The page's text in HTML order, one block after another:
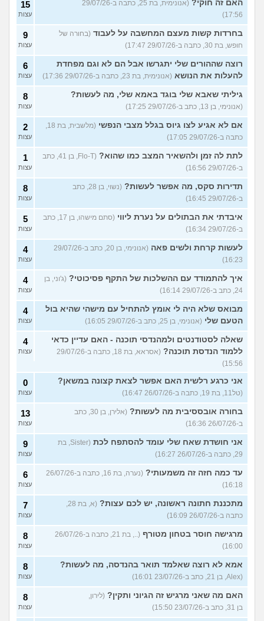
האם זה חוקי?
(אנונימית, בת 25, כתבה ב-29/07/26
17:56)
15
עצות
בחרדות קשות מעצם המחשבה על לעבוד (בחורה של
חופש, בת 30, כתבה ב-29/07/26 17:47)
9
עצות
רוצה שההורים שלי יתגרשו אבל הם לא וגם מפחדת
להעלות את הנושא (אנונימית, בת 23, כתבה ב-29/07/26 17:36)
6
עצות
גיליתי שאבא שלי בוגד באמא שלי, מה לעשות?
(אנונימי, בן 13, כתב ב-29/07/26 17:25)
8
עצות
אם לא אגיע לצו גיוס בגלל מצבי הנפשי
(מלשבית, בת 18,
כתבה ב-29/07/26 17:05)
2
עצות
לתת לה זמן ולהשאיר המצב כמו שהוא?
(Flo-T, בן 41, כתב
ב-29/07/26 16:56)
1
עצות
תדירות סקס, מה אפשר לעשות?
(נשוי, בן 28, כתב
ב-29/07/26 16:45)
8
עצות
איבדתי את הבתולים על נערת ליווי
(סתם מישהו, בן 17, כתב
ב-29/07/26 16:34)
5
עצות
לעשות קרחת ולשים פאה
(אנונימי, בן 20, כתב ב-29/07/26
16:23)
4
עצות
איך להתמודד עם ההשלכות של התקף פסיכוטי? (ג'וני, בן
24, כתב ב-29/07/26 16:14)
4
עצות
מבואס שלא היה לי אומץ להתחיל עם מישהי שהיא בול
הטעם שלי (אנונימי, בן 25, כתב ב-29/07/26 16:05)
4
עצות
שאלה לסטודנטים ולמהנדסי תוכנה - האם עדיין כדאי
ללמוד הנדסת תוכנה?
(אסראא, בת 18, כתבה ב-29/07/26
15:56)
4
עצות
אני כרגע רלשית האם אפשר לצאת קצונה במשאן?
(טל11, בת 19, כתבה ב-26/07/26 16:47)
0
עצות
בחורה אובססיבית מה לעשות?
(אלירן, בן 30, כתב
ב-26/07/26 16:36)
13
עצות
אני חושדת שאח שלי עומד להסתפח לכת
(Sister, בת
29, כתבה ב-26/07/26 16:27)
9
עצות
עד כמה חזה זה משמעותי?
(נערה, בת 16, כתבה ב-26/07/26
16:18)
6
עצות
מתכננת חתונה ראשונה, יש לכם עצות?
(א, בת 28,
כתבה ב-26/07/26 16:09)
7
עצות
מרגישה חוסר בטחון מטורף
(.., בת 21, כתבה ב-26/07/26
16:00)
8
עצות
אמא לא רוצה שאלמד תואר בהנדסה, מה לעשות?
(Alex, בן 21, כתב ב-23/07/26 16:01)
8
עצות
האם מה שאני מרגיש זה הגיוני ותקין? (לירון,
בן 31, כתב ב-23/07/26 15:50)
8
עצות